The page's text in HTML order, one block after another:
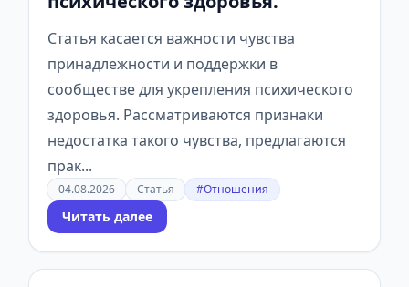
Статья касается важности чувства
принадлежности и поддержки в
сообществе для укрепления психического
здоровья. Рассматриваются признаки
недостатка такого чувства, предлагаются
прак...
04.08.2026 Статья #Отношения
Читать далее